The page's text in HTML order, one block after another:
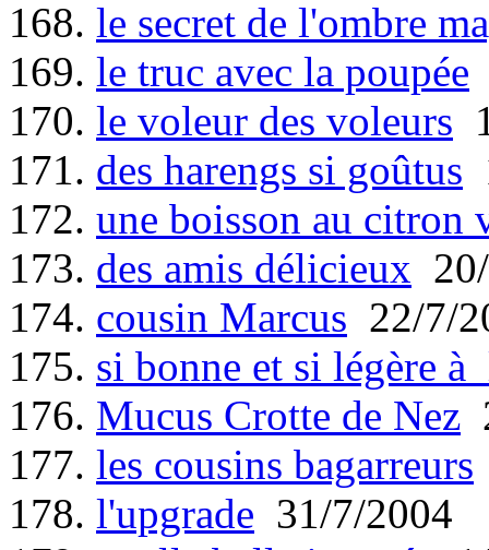
168. le secret de l'ombre
169. le truc avec la poupée
170. le voleur des voleurs
171. des harengs si goûtus
172. une boisson au citron
173. des amis délicieux
174. cousin Marcus 22/7/
175. si bonne et si légère
176. Mucus Crotte de Nez
177. les cousins bagarreurs
178. l'upgrade 31/7/2004